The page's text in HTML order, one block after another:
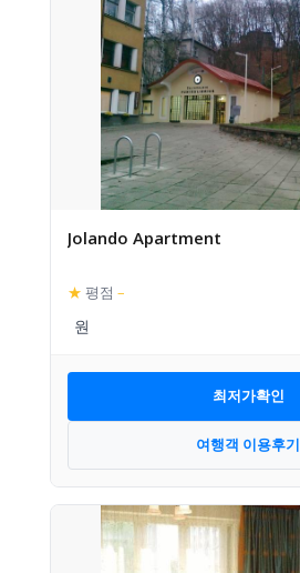
Jolando Apartment
★ 평점 –
최저가확인
여행객 이용후기